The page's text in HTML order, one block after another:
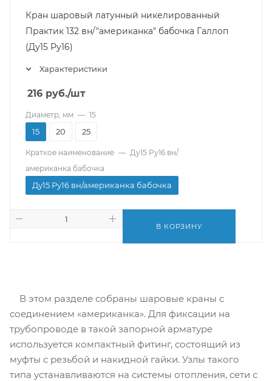
Кран шаровый латунный никелированный
Практик 132 вн/"американка" бабочка Галлоп
(Ду15 Ру16)
Характеристики
216 руб./шт
Диаметр, мм — 15
15 20 25
Краткое наименование — Ду15 Ру16 вн/
американка бабочка
Ду15 Ру16 вн/американка бабочка
В КОРЗИНУ
В этом разделе собраны шаровые краны с
соединением «американка». Для фиксации на
трубопроводе в такой запорной арматуре
используется компактный фитинг, состоящий из
муфты с резьбой и накидной гайки. Узлы такого
типа устанавливаются на системы отопления, сети с